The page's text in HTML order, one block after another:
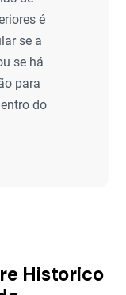
é
se a
se há
para
do
Historico